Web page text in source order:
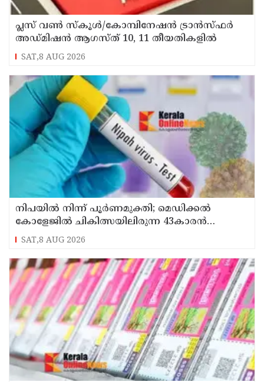
പ്ലസ് വൺ സ്‌കൂൾ/കോമ്പിനേഷൻ ട്രാൻസ്ഫർ
അഡ്മിഷൻ ആഗസ്ത് 10, 11 തീയതികളിൽ
SAT,8 AUG 2026
നിപയിൽ നിന്ന് പൂർണമുക്തി; മെഡിക്കൽ
കോളേജിൽ ചികിത്സയിലിരുന്ന 43കാരൻ
വീട്ടിലേക്ക് മടങ്ങി
SAT,8 AUG 2026